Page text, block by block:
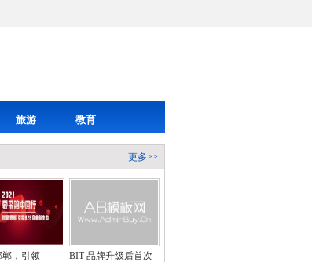
旅游 教育
更多>>
郸，引领 BIT 品牌升级后首次